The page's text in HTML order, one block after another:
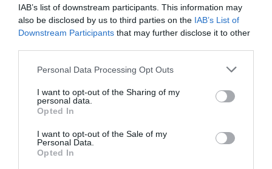
IAB’s list of downstream participants. This information may
also be disclosed by us to third parties on the IAB’s List of
Downstream Participants that may further disclose it to other
Personal Data Processing Opt Outs
I want to opt-out of the Sharing of my
personal data.
Opted In
I want to opt-out of the Sale of my
Personal Data.
Opted In
SI VOLS SABER-NE MÉS
amb l’acord amb Mercosur